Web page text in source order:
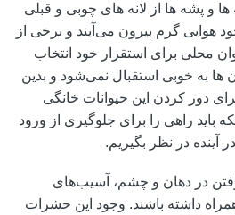
و پشه ها از لانه های چوبی و قبلی
هوایی گرم بیرون می‌آیند و برخی از
محلی برای استقرار خود انتخاب
ها به خوبی استقبال نمی‌شود و بدین
دور کردن این حیوانات خانگی
راهی را برای جلوگیری از ورود
آینده در نظر بگیریم.
در دهان و چشم، آسیب‌های
داشته باشند. وجود این حشرات